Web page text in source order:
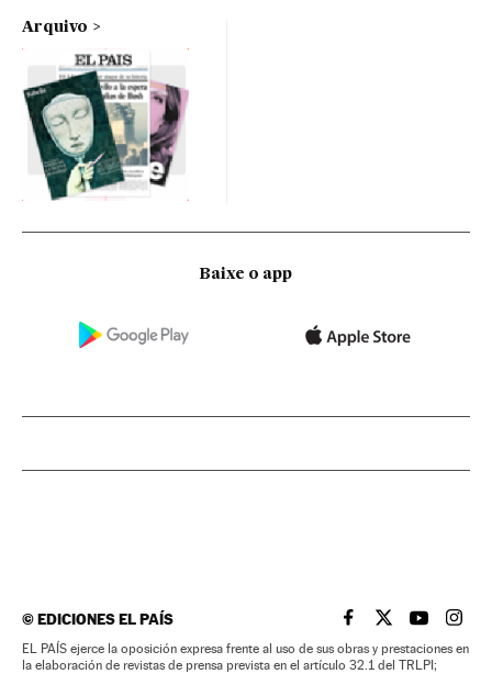
Arquivo
Baixe o app
©EDICIONES EL PAÍS EL PAÍS BRASIL EN
EL PAÍSEL PAÍS
EL
EL PAÍS ejerce la oposición expresa frente al uso de sus obras y prestaciones en
la elaboración de revistas de prensa prevista en el artículo 32.1 del TRLPI;